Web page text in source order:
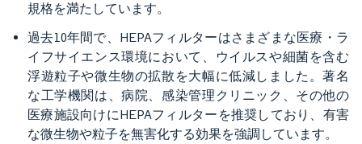
規格を満たしています。
過去10年間で、HEPAフィルターはさまざまな医療・ラ
イフサイエンス環境において、ウイルスや細菌を含む
浮遊粒子や微生物の拡散を大幅に低減しました。著名
な工学機関は、病院、感染管理クリニック、その他の
医療施設向けにHEPAフィルターを推奨しており、有害
な微生物や粒子を無害化する効果を強調しています。